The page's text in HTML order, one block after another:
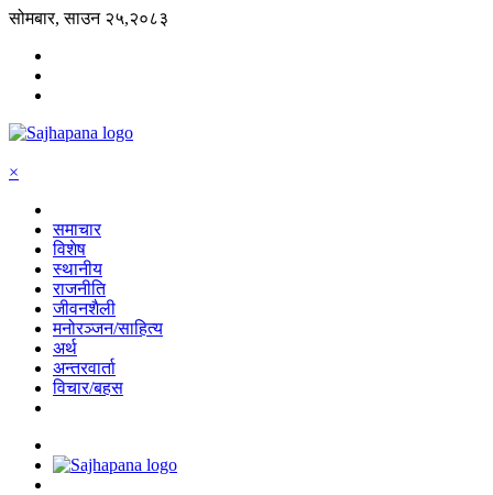
सोमबार, साउन २५,२०८३
×
समाचार
विशेष
स्थानीय
राजनीति
जीवनशैली
मनोरञ्जन/साहित्य
अर्थ
अन्तरवार्ता
विचार/बहस